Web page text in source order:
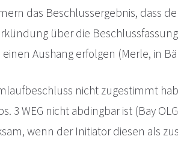
das Beschlussergebnis, dass
über die
Aushang erfolgen (Merle, in
nicht zugestimmt
3 WEG nicht abdingbar ist (Bay
wenn der Initiator diesen als